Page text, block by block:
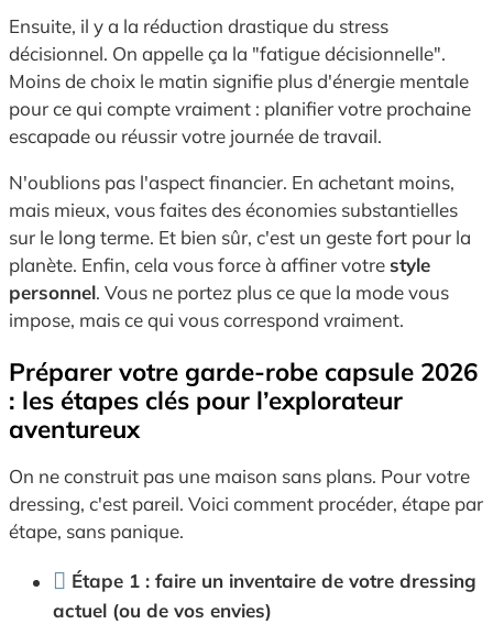
Ensuite, il y a la réduction drastique du stress
décisionnel. On appelle ça la "fatigue décisionnelle".
Moins de choix le matin signifie plus d'énergie mentale
pour ce qui compte vraiment : planifier votre prochaine
escapade ou réussir votre journée de travail.
N'oublions pas l'aspect financier. En achetant moins,
mais mieux, vous faites des économies substantielles
sur le long terme. Et bien sûr, c'est un geste fort pour la
planète. Enfin, cela vous force à affiner votre style
personnel. Vous ne portez plus ce que la mode vous
impose, mais ce qui vous correspond vraiment.
Préparer votre garde-robe capsule 2026
: les étapes clés pour l’explorateur
aventureux
On ne construit pas une maison sans plans. Pour votre
dressing, c'est pareil. Voici comment procéder, étape par
étape, sans panique.
Étape 1 : faire un inventaire de votre dressing
actuel (ou de vos envies)